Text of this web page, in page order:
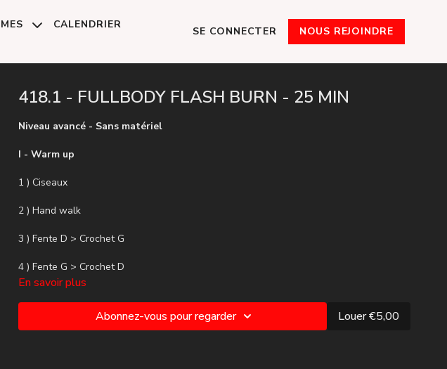
CALENDRIER
SE CONNECTER NOUS REJOINDRE
418.1 - FULLBODY FLASH BURN - 25 MIN
Niveau avancé - Sans matériel
I - Warm up
1 ) Ciseaux
2 ) Hand walk
3 ) Fente D > Crochet G
4 ) Fente G > Crochet D
En savoir plus
Abonnez-vous pour regarder Louer €5,00